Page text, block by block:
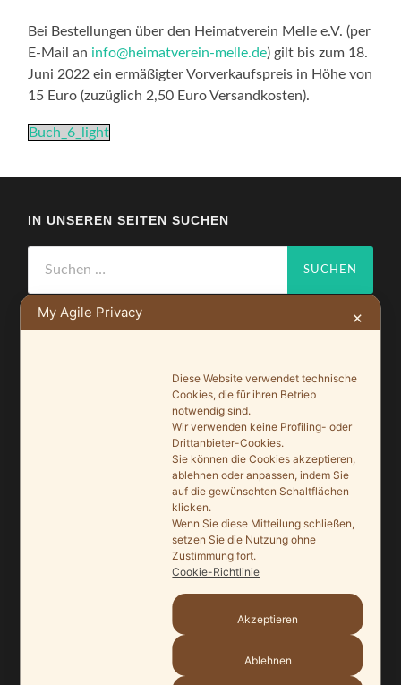
Bei Bestellungen über den Heimatverein Melle e.V. (per
E-Mail an info@heimatverein-melle.de) gilt bis zum 18.
Juni 2022 ein ermäßigter Vorverkaufspreis in Höhe von
15 Euro (zuzüglich 2,50 Euro Versandkosten).
Buch_6_light
IN UNSEREN SEITEN SUCHEN
nach:
Ein Leuchtturmprojekt für mehr Artenvielfalt
Saisonauftakt nach Maß im Grönegau-Museum
Melle punktet beim „Tag des offenen Denkmals“
Ein Schaufenster der Denkmalpflege
Mit vergrößertem Führungsteam in die Zukunft
My Agile Privacy ✕
Diese Website verwendet technische
Cookies, die für ihren Betrieb
notwendig sind.
Wir verwenden keine Profiling- oder
Drittanbieter-Cookies.
Sie können die Cookies akzeptieren,
ablehnen oder anpassen, indem Sie
auf die gewünschten Schaltflächen
klicken.
Wenn Sie diese Mitteilung schließen,
setzen Sie die Nutzung ohne
Zustimmung fort.
Cookie-Richtlinie
Akzeptieren
Ablehnen